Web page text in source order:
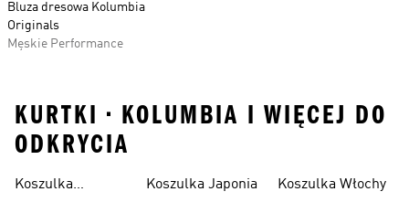
Bluza dresowa Kolumbia
Originals
Męskie Performance
KURTKI • KOLUMBIA I WIĘCEJ DO
ODKRYCIA
Koszulka
Koszulka Japonia Koszulka Włochy